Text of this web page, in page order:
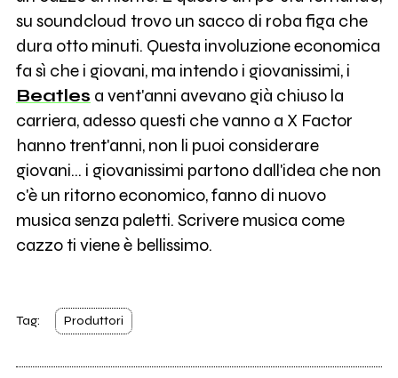
su soundcloud trovo un sacco di roba figa che
dura otto minuti. Questa involuzione economica
fa sì che i giovani, ma intendo i giovanissimi, i
Beatles a vent'anni avevano già chiuso la
carriera, adesso questi che vanno a X Factor
hanno trent'anni, non li puoi considerare
giovani... i giovanissimi partono dall'idea che non
c'è un ritorno economico, fanno di nuovo
musica senza paletti. Scrivere musica come
cazzo ti viene è bellissimo.
Tag: Produttori